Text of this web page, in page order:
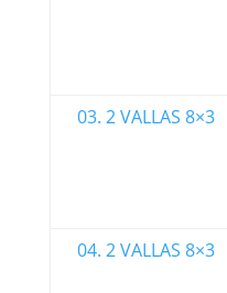
03. 2 VALLAS 8×3
04. 2 VALLAS 8×3